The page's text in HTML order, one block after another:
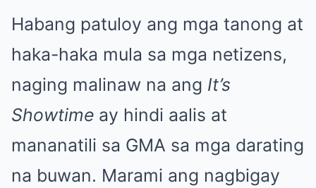
Habang patuloy ang mga tanong at
haka-haka mula sa mga netizens,
naging malinaw na ang It’s
Showtime ay hindi aalis at
mananatili sa GMA sa mga darating
na buwan. Marami ang nagbigay